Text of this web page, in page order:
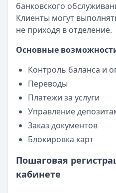
банковского
Клиенты могут
не приходя в отделение.
Основные
Контроль баланса и
Переводы
Платежи за услуги
Управление
Заказ документов
Блокировка карт
Пошаговая
кабинете